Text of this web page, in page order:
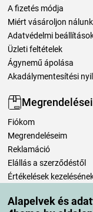
Alapelvek és
A fizetés módja
Miért vásároljon nálunk
Adatvédelmi
Üzleti feltételek
Ágynemű ápolása
Akadálymentesítési
Megrendelései
Fiókom
Megrendeléseim
Reklamáció
Elállás a szerződéstől
Értékelések
Szállítási